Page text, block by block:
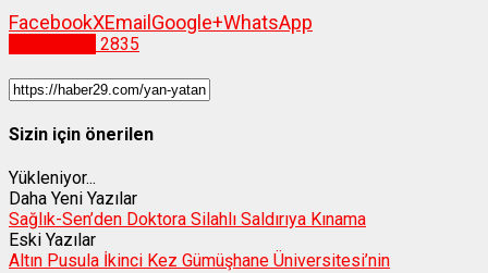
FacebookXEmail Google+WhatsApp
2835
Sizin için önerilen
Yükleniyor...
Daha Yeni Yazılar
Sağlık-Sen’den Doktora Silahlı Saldırıya Kınama
Eski Yazılar
Altın Pusula İkinci Kez Gümüşhane Üniversitesi’nin